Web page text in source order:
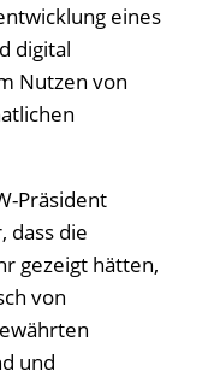
eines
digital
Nutzen von
Präsident
dass die
gezeigt hätten,
von
und